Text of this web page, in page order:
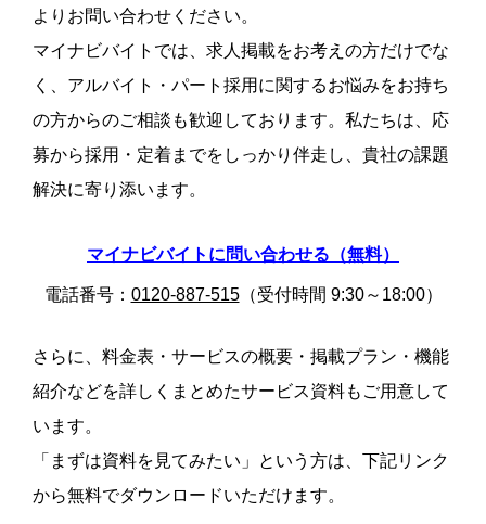
よりお問い合わせください。
マイナビバイトでは、求人掲載をお考えの方だけでな
く、アルバイト・パート採用に関するお悩みをお持ち
の方からのご相談も歓迎しております。私たちは、応
募から採用・定着までをしっかり伴走し、貴社の課題
解決に寄り添います。
マイナビバイトに問い合わせる（無料）
電話番号： 0120-887-515（受付時間 9:30～18:00）
さらに、料金表・サービスの概要・掲載プラン・機能
紹介などを詳しくまとめたサービス資料もご用意して
います。
「まずは資料を見てみたい」という方は、下記リンク
から無料でダウンロードいただけます。